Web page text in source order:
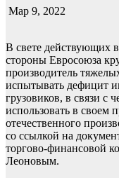
Мар 9, 2022
В свете действующих
стороны Евросоюза
производитель
испытывать дефицит
грузовиков, в связи с
использовать в своем
отечественного
со ссылкой на
торгово-финансовой
Леоновым.